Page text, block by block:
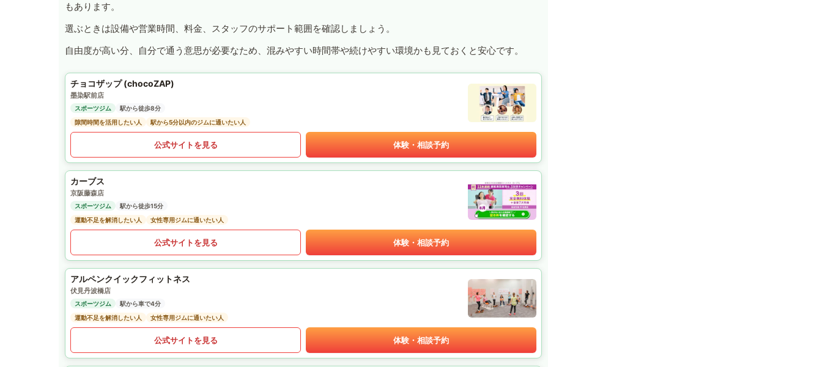
もあります。
選ぶときは設備や営業時間、料金、スタッフのサポート範囲を確認しましょう。
自由度が高い分、自分で通う意思が必要なため、混みやすい時間帯や続けやすい環境かも見ておくと安心です。
チョコザップ (chocoZAP)
墨染駅前店
スポーツジム
駅から徒歩8分
隙間時間を活用したい人
駅から5分以内のジムに通いたい人
公式サイトを見る 体験・相談予約
カーブス
京阪藤森店
スポーツジム
駅から徒歩15分
運動不足を解消したい人
女性専用ジムに通いたい人
公式サイトを見る 体験・相談予約
アルペンクイックフィットネス
伏見丹波橋店
スポーツジム
駅から車で4分
運動不足を解消したい人
女性専用ジムに通いたい人
公式サイトを見る 体験・相談予約